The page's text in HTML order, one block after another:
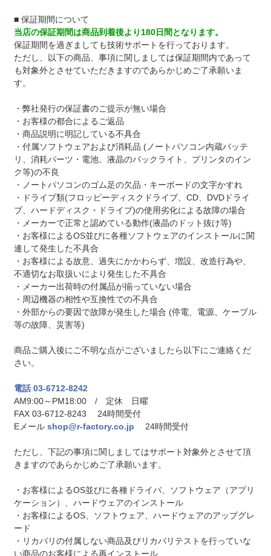
■ 保証期間について
当店の保証期間は商品到着後より180日間となります。
保証期間を過ぎましても技術サポートを行っております。
ただし、以下の商品、事項に関しましては保証期間内であって
も対象外とさせていただきますのであらかじめご了承願いま
す。
・弊社発行の保証書のご提示が無い場合
・お客様の都合によるご返品
・商品説明に明記している不具合
・付属ソフトウェアおよび消耗品 (ノートパソコン内蔵バッテ
リ、消耗パーツ・電池、液晶のバックライト、プリンタのイン
ク等)の不良
・ノートパソコンのゴム足の欠品・キーボードの文字かすれ
・ドライブ類(フロッピーディスクドライブ、CD、DVDドライ
ブ、ハードディスク・ドライブ)の使用劣化による故障の場合
・メーカーで正常と認めている動作(液晶のドット抜け等)
・お客様によるOS並びに各種ソフトウェアのインストールに関
連して発生した不具合
・お客様による故意、過失にかかわらず、増設、改造行為や、
不適切なお取扱いにより発生した不具合
・メーカー出荷時の付属品が揃っていない場合
・周辺機器の相性や互換性での不具合
・外部からの要因で故障が発生した場合 (停電、電源、ケーブル
等の故障、災害等)
商品ご購入後にご不明な点がございましたら以下にご連絡くだ
さい。
電話 03-6712-8242
AM9:00～PM18:00 / 定休 日曜
FAX 03-6712-8243 24時間受付
Eメール shop@r-factory.co.jp 24時間受付
ただし、下記の事項に関しましてはサポート対象外とさせて頂
きますのであらかじめご了承願います。
・お客様によるOS並びに各種ドライバ、ソフトウェア（アプリ
ケーション）、ハードウェアのインストール
・お客様によるOS、ソフトウェア、ハードウェアのアップグレ
ード
・リカバリの付属しない商品及びリカバリテストを行っていな
い商品のお客様による再インストール